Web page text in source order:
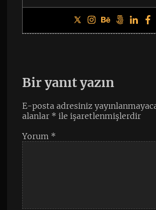
Bir yanıt yazın
E-posta adresiniz
alanlar * ile işaretlenmişlerdir
Yorum *